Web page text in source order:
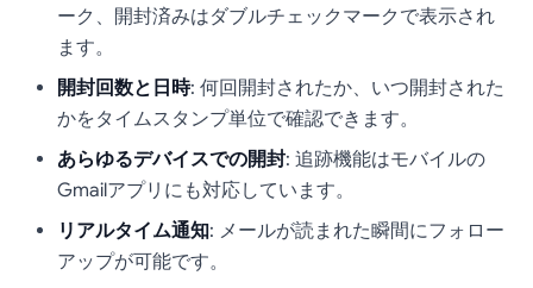
ーク、開封済みはダブルチェックマークで表示され
ます。
開封回数と日時: 何回開封されたか、いつ開封された
かをタイムスタンプ単位で確認できます。
あらゆるデバイスでの開封: 追跡機能はモバイルの
Gmailアプリにも対応しています。
リアルタイム通知: メールが読まれた瞬間にフォロー
アップが可能です。